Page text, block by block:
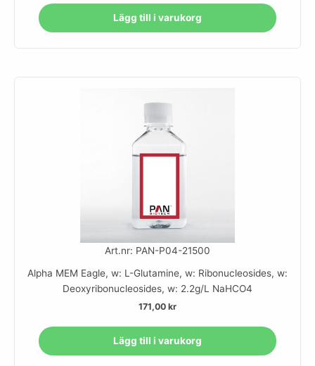
Lägg till i varukorg
Art.nr: PAN-P04-21500
Alpha MEM Eagle, w: L-Glutamine, w: Ribonucleosides, w:
Deoxyribonucleosides, w: 2.2g/L NaHCO4
171,00 kr
Lägg till i varukorg